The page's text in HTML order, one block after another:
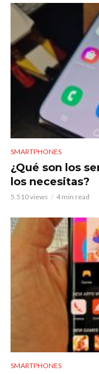
SMARTPHONES
¿Qué son los
los necesitas?
5.510 views 4 min read
SMARTPHONES